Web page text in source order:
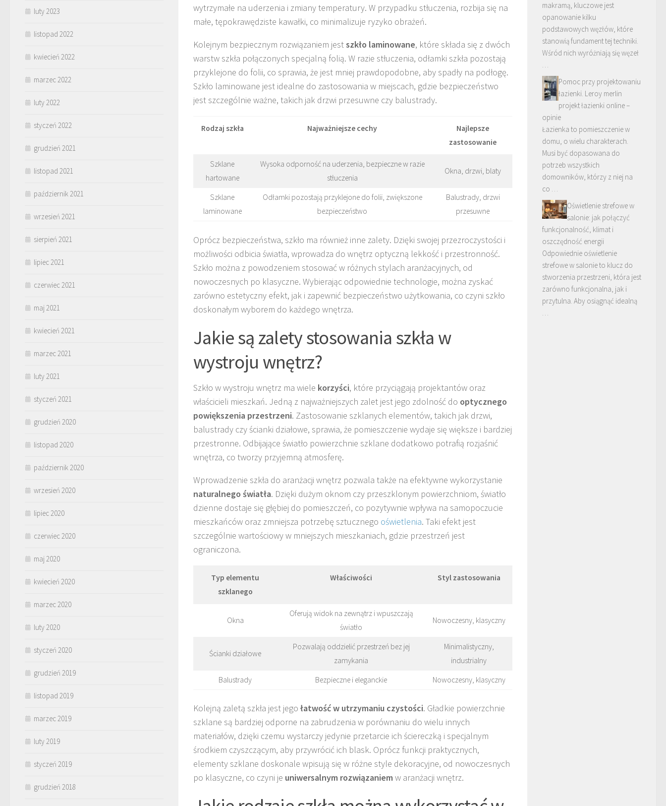
wytrzymałe na uderzenia i zmiany temperatury. W przypadku stłuczenia, rozbija się na
małe, tępokrawędziste kawałki, co minimalizuje ryzyko obrażeń.
Kolejnym bezpiecznym rozwiązaniem jestszkło laminowane, które składa się z dwóch
warstw szkła połączonych specjalną folią. W razie stłuczenia, odłamki szkła pozostają
przyklejone do folii, co sprawia, że jest mniej prawdopodobne, aby spadły na podłogę.
Szkło laminowane jest idealne do zastosowania w miejscach, gdzie bezpieczeństwo
jest szczególnie ważne, takich jak drzwi przesuwne czy balustrady.
Rodzaj szkła Najważniejsze cechy
Najlepsze
zastosowanie
Szklane
hartowane
Wysoka odporność na uderzenia, bezpieczne w razie
stłuczenia
Okna, drzwi, blaty
Szklane
laminowane
Odłamki pozostają przyklejone do folii, zwiększone
bezpieczeństwo
Balustrady, drzwi
przesuwne
Oprócz bezpieczeństwa, szkło ma również inne zalety. Dzięki swojej przezroczystości i
możliwości odbicia światła, wprowadza do wnętrz optyczną lekkość i przestronność.
Szkło można z powodzeniem stosować w różnych stylach aranżacyjnych, od
nowoczesnych po klasyczne. Wybierając odpowiednie technologie, można zyskać
zarówno estetyczny efekt, jak i zapewnić bezpieczeństwo użytkowania, co czyni szkło
doskonałym wyborem do każdego wnętrza.
Jakie są zalety stosowania szkła w
wystroju wnętrz?
Szkło w wystroju wnętrz ma wiele korzyści, które przyciągają projektantów oraz
właścicieli mieszkań. Jedną z najważniejszych zalet jest jego zdolność do optycznego
powiększenia przestrzeni. Zastosowanie szklanych elementów, takich jak drzwi,
balustrady czy ścianki działowe, sprawia, że pomieszczenie wydaje się większe i bardziej
przestronne. Odbijające światło powierzchnie szklane dodatkowo potrafią rozjaśnić
wnętrza, co tworzy przyjemną atmosferę.
Wprowadzenie szkła do aranżacji wnętrz pozwala także na efektywne wykorzystanie
naturalnego światła. Dzięki dużym oknom czy przeszklonym powierzchniom, światło
dzienne dostaje się głębiej do pomieszczeń, co pozytywnie wpływa na samopoczucie
mieszkańców oraz zmniejsza potrzebę sztucznego oświetlenia. Taki efekt jest
szczególnie wartościowy w mniejszych mieszkaniach, gdzie przestrzeń jest
ograniczona.
Typ elementu
szklanego
Właściwości Styl zastosowania
Okna
Oferują widok na zewnątrz i wpuszczają
światło
Nowoczesny, klasyczny
Ścianki działowe
Pozwalają oddzielić przestrzeń bez jej
zamykania
Minimalistyczny,
industrialny
Balustrady Bezpieczne i eleganckie Nowoczesny, klasyczny
Kolejną zaletą szkła jest jego łatwość w utrzymaniu czystości. Gładkie powierzchnie
szklane są bardziej odporne na zabrudzenia w porównaniu do wielu innych
materiałów, dzięki czemu wystarczy jedynie przetarcie ich ściereczką i specjalnym
środkiem czyszczącym, aby przywrócić ich blask. Oprócz funkcji praktycznych,
elementy szklane doskonale wpisują się w różne style dekoracyjne, od nowoczesnych
po klasyczne, co czyni je uniwersalnym rozwiązaniem w aranżacji wnętrz.
luty 2023
listopad 2022
kwiecień 2022
marzec 2022
luty 2022
styczeń 2022
grudzień 2021
listopad 2021
październik 2021
wrzesień 2021
sierpień 2021
lipiec 2021
czerwiec 2021
maj 2021
kwiecień 2021
marzec 2021
luty 2021
styczeń 2021
grudzień 2020
listopad 2020
październik 2020
wrzesień 2020
lipiec 2020
czerwiec 2020
maj 2020
kwiecień 2020
marzec 2020
luty 2020
styczeń 2020
grudzień 2019
listopad 2019
marzec 2019
luty 2019
styczeń 2019
grudzień 2018
makramą, kluczowe jest
opanowanie kilku
podstawowych węzłów, które
stanowią fundament tej techniki.
Wśród nich wyróżniają się węzeł
…
Pomoc przy projektowaniu
łazienki. Leroy merlin
projekt łazienki online –
opinie
Łazienka to pomieszczenie w
domu, o wielu charakterach.
Musi być dopasowana do
potrzeb wszystkich
domowników, którzy z niej na
co …
Oświetlenie strefowe w
salonie: jak połączyć
funkcjonalność, klimat i
oszczędność energii
Odpowiednie oświetlenie
strefowe w salonie to klucz do
stworzenia przestrzeni, która jest
zarówno funkcjonalna, jak i
przytulna. Aby osiągnąć idealną
…